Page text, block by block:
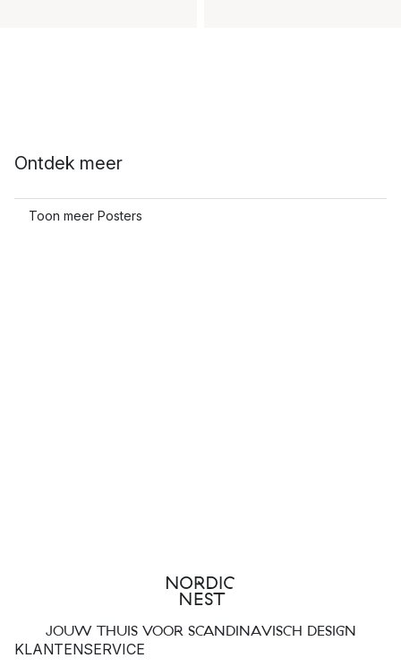
Ontdek meer
Toon meer Posters
JOUW THUIS VOOR SCANDINAVISCH DESIGN
KLANTENSERVICE